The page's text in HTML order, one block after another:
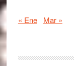
« Ene Mar »